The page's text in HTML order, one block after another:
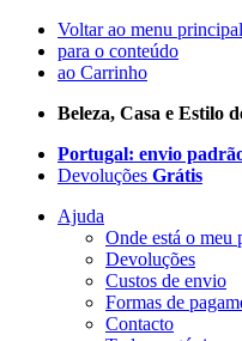
Voltar ao menu principal
para o conteúdo
ao Carrinho
Beleza, Casa e Estilo
Portugal: envio
Devoluções Grátis
Ajuda
Onde está o meu
Devoluções
Custos de envio
Formas de
Contacto